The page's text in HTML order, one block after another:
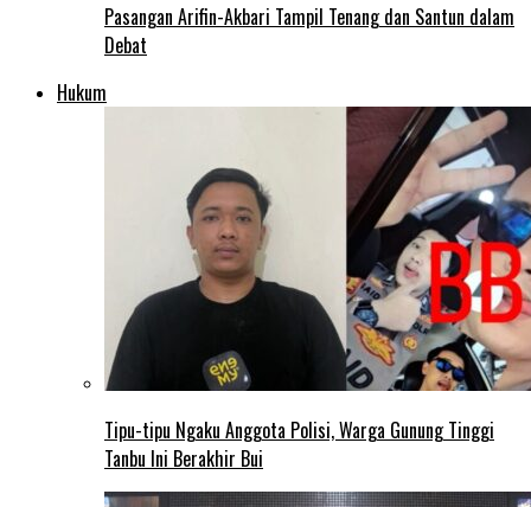
Pasangan Arifin-Akbari Tampil Tenang dan Santun dalam
Debat
Hukum
Tipu-tipu Ngaku Anggota Polisi, Warga Gunung Tinggi
Tanbu Ini Berakhir Bui